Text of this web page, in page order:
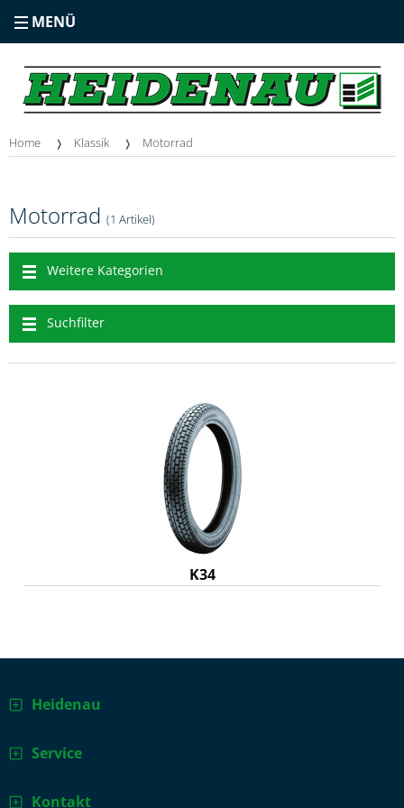
MENÜ
Home Klassik Motorrad
Motorrad (1 Artikel)
Weitere Kategorien
Suchfilter
K34
Heidenau
Service
Kontakt